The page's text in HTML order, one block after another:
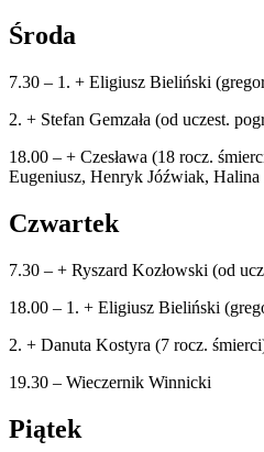
Środa
7.30 – 1. + Eligiusz Bieliński
2. + Stefan Gemzała (od uczest.
18.00 – + Czesława (18 rocz.
Eugeniusz, Henryk Jóźwiak, Halina
Czwartek
7.30 – + Ryszard Kozłowski (od
18.00 – 1. + Eligiusz Bieliński
2. + Danuta Kostyra (7 rocz.
19.30 – Wieczernik Winnicki
Piątek